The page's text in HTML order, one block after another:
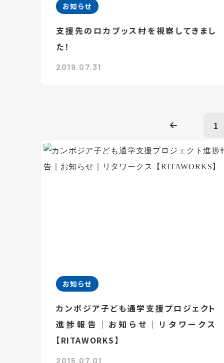
お知らせ
支援先のロカブッス村を視察してきまし
た！
2019.07.31
1
お知らせ
カンボジア子ども通学支援プロジェクト
進捗報告｜お知らせ｜リタワークス
【RITAWORKS】
2015.07.01